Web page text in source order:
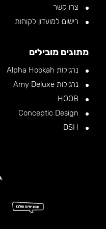
צרו קשר
רישום למועדון לקוחות
מתוגים מובילים
נרגילות Alpha Hookah
נרגילות Amy Deluxe